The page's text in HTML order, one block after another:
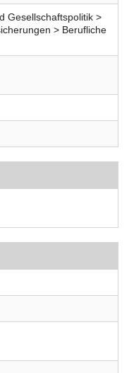
Gesellschaftspolitik >
> Berufliche